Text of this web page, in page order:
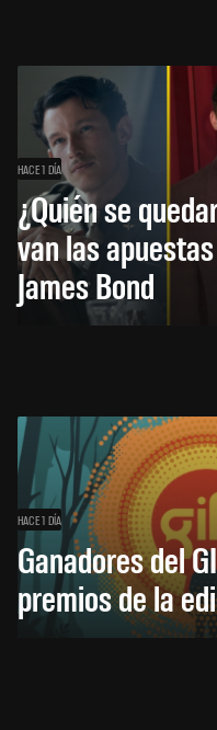
HACE 1 DÍA
¿Quién se
van las
James Bond
HACE 1 DÍA
Ganadores del
premios de la